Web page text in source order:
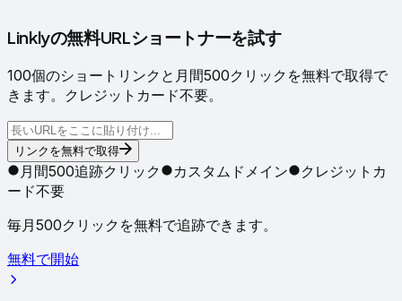
Linklyの無料URLショートナーを試す
100個のショートリンクと月間500クリックを無料で取得で
きます。クレジットカード不要。
リンクを無料で取得
月間500追跡クリック カスタムドメイン
クレジットカ
ード不要
毎月500クリックを無料で追跡できます。
無料で開始